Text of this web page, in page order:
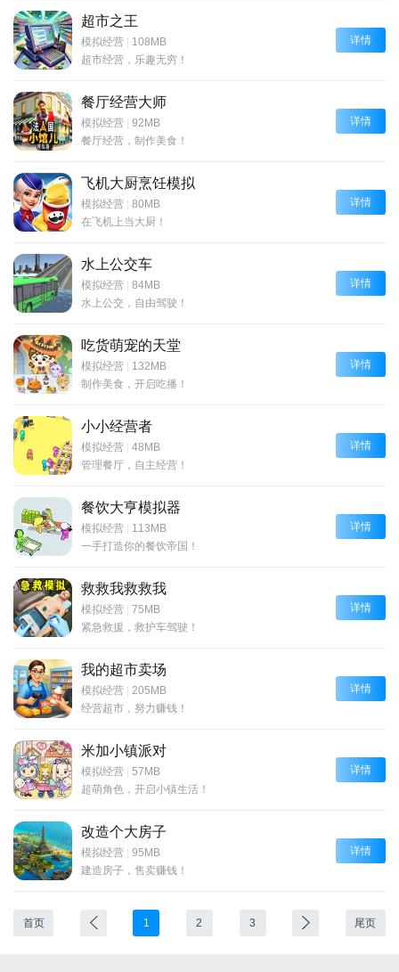
超市之王
模拟经营
108MB
超市经营，乐趣无穷！
详情
餐厅经营大师
模拟经营
92MB
餐厅经营，制作美食！
详情
飞机大厨烹饪模拟
模拟经营
80MB
在飞机上当大厨！
详情
水上公交车
模拟经营
84MB
水上公交，自由驾驶！
详情
吃货萌宠的天堂
模拟经营
132MB
制作美食，开启吃播！
详情
小小经营者
模拟经营
48MB
管理餐厅，自主经营！
详情
餐饮大亨模拟器
模拟经营
113MB
一手打造你的餐饮帝国！
详情
救救我救救我
模拟经营
75MB
紧急救援，救护车驾驶！
详情
我的超市卖场
模拟经营
205MB
经营超市，努力赚钱！
详情
米加小镇派对
模拟经营
57MB
超萌角色，开启小镇生活！
详情
改造个大房子
模拟经营
95MB
建造房子，售卖赚钱！
详情
首页 1 2 3 尾页